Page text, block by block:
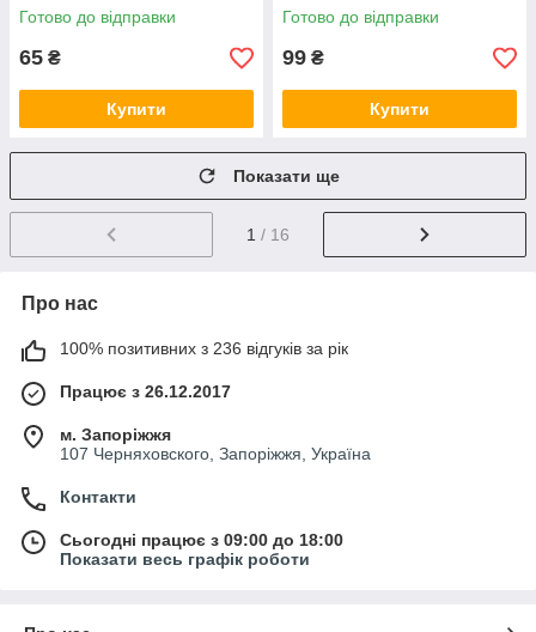
Готово до відправки
65 ₴
Купити
Готово до відправки
99 ₴
Купити
Показати ще
1 / 16
Про нас
100% позитивних з 236 відгуків за рік
Працює з 26.12.2017
м. Запоріжжя
107 Черняховского, Запоріжжя, Україна
Контакти
Сьогодні працює з 09:00 до 18:00
Показати весь графік роботи